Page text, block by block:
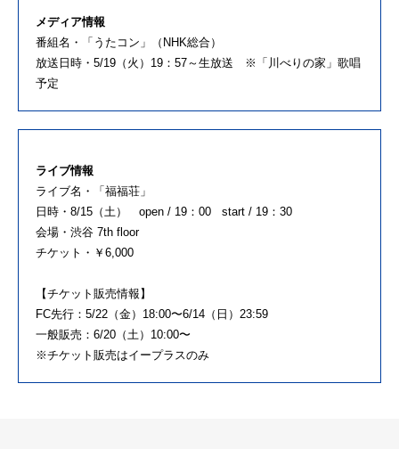
メディア情報
番組名・「うたコン」（NHK総合）
放送日時・5/19（火）19：57～生放送 ※「川べりの家」歌唱
予定
ライブ情報
ライブ名・「福福荘」
日時・8/15（土） open / 19：00 start / 19：30
会場・渋谷 7th floor
チケット・￥6,000
【チケット販売情報】
FC先行：5/22（金）18:00〜6/14（日）23:59
一般販売：6/20（土）10:00〜
※チケット販売はイープラスのみ